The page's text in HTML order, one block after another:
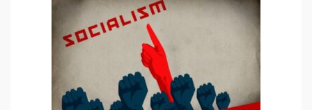
Δωρεάν βιβλίο από το
Documento: Η μεγάλη
ληστεία και ο έλεγχος των
λαών
Η ένδεια της σοσιαλιστικής